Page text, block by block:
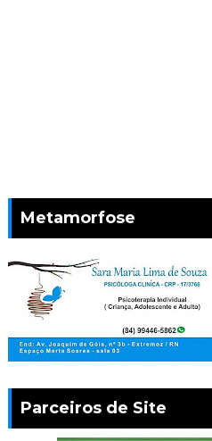
Metamorfose
Parceiros de Site